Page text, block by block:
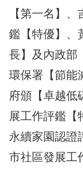
【第一名】
鑑【特優】、
長】及內政部
環保署【節能
府頒【卓越低
展工作評鑑【
永續家園認證
市社區發展工